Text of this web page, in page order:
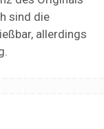
sind die
allerdings